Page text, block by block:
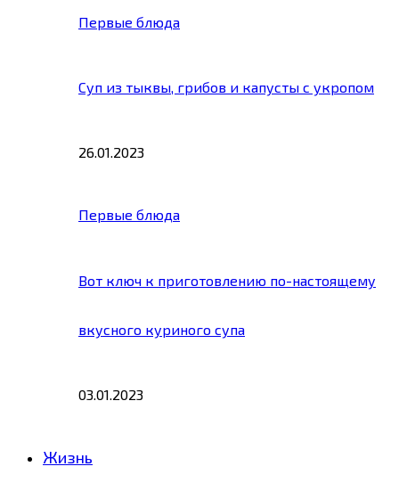
Первые блюда
Суп из тыквы, грибов и капусты с укропом
26.01.2023
Первые блюда
Вот ключ к приготовлению по-настоящему
вкусного куриного супа
03.01.2023
Жизнь